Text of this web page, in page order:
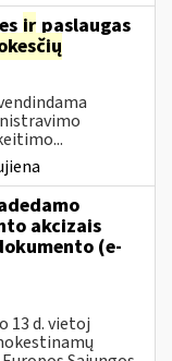
ir paslaugas
akcizais
(e-
13 d. vietoj